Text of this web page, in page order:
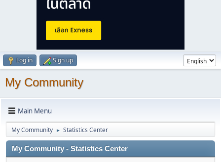
Log in Sign up
My Community
Main Menu
My Community ► Statistics Center
My Community - Statistics Center